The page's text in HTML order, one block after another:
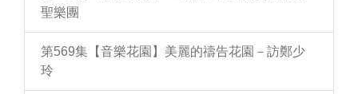
聖樂團
第569集【音樂花園】美麗的禱告花園－訪鄭少
玲